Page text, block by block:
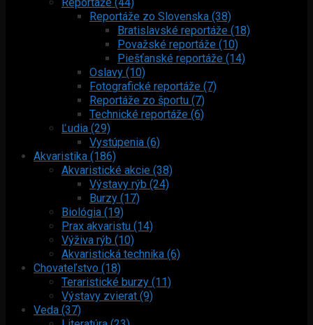
Reportáže zo Slovenska (38)
Bratislavské reportáže (18)
Považské reportáže (10)
Piešťanské reportáže (14)
Oslavy (10)
Fotografické reportáže (7)
Reportáže zo športu (7)
Technické reportáže (6)
Ľudia (29)
Vystúpenia (6)
Akvaristika (186)
Akvaristické akcie (38)
Výstavy rýb (24)
Burzy (17)
Biológia (19)
Prax akvaristu (14)
Výživa rýb (10)
Akvaristická technika (6)
Chovateľstvo (18)
Teraristické burzy (11)
Výstavy zvierat (9)
Veda (37)